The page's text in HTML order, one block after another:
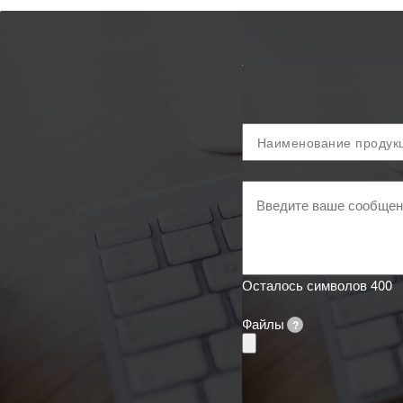
и
ВЭД
сообщение
Осталось символов400
Файлы ?